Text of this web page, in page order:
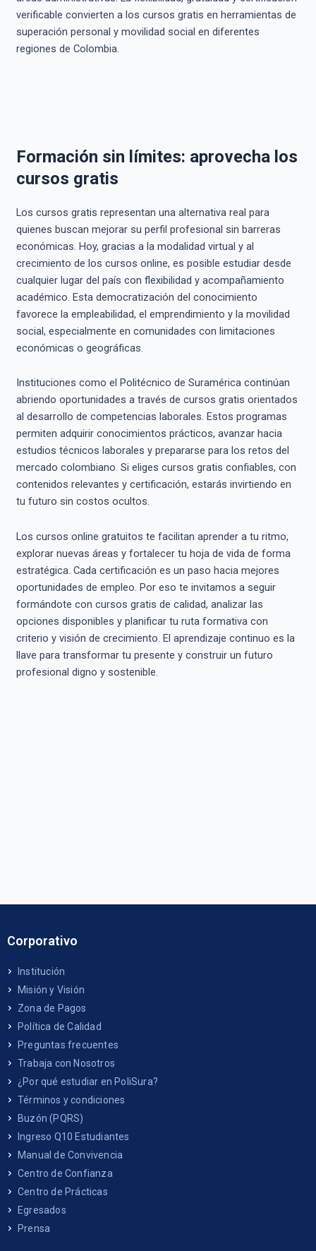
verificable convierten a los cursos gratis en herramientas de
superación personal y movilidad social en diferentes
regiones de Colombia.
Formación sin límites: aprovecha los
cursos gratis
Los cursos gratis representan una alternativa real para
quienes buscan mejorar su perfil profesional sin barreras
económicas. Hoy, gracias a la modalidad virtual y al
crecimiento de los cursos online, es posible estudiar desde
cualquier lugar del país con flexibilidad y acompañamiento
académico. Esta democratización del conocimiento
favorece la empleabilidad, el emprendimiento y la movilidad
social, especialmente en comunidades con limitaciones
económicas o geográficas.
Instituciones como el Politécnico de Suramérica continúan
abriendo oportunidades a través de cursos gratis orientados
al desarrollo de competencias laborales. Estos programas
permiten adquirir conocimientos prácticos, avanzar hacia
estudios técnicos laborales y prepararse para los retos del
mercado colombiano. Si eliges cursos gratis confiables, con
contenidos relevantes y certificación, estarás invirtiendo en
tu futuro sin costos ocultos.
Los cursos online gratuitos te facilitan aprender a tu ritmo,
explorar nuevas áreas y fortalecer tu hoja de vida de forma
estratégica. Cada certificación es un paso hacia mejores
oportunidades de empleo. Por eso te invitamos a seguir
formándote con cursos gratis de calidad, analizar las
opciones disponibles y planificar tu ruta formativa con
criterio y visión de crecimiento. El aprendizaje continuo es la
llave para transformar tu presente y construir un futuro
profesional digno y sostenible.
Corporativo
Institución
Misión y Visión
Zona de Pagos
Política de Calidad
Preguntas frecuentes
Trabaja con Nosotros
¿Por qué estudiar en PoliSura?
Términos y condiciones
Buzón (PQRS)
Ingreso Q10 Estudiantes
Manual de Convivencia
Centro de Confianza
Centro de Prácticas
Egresados
Prensa